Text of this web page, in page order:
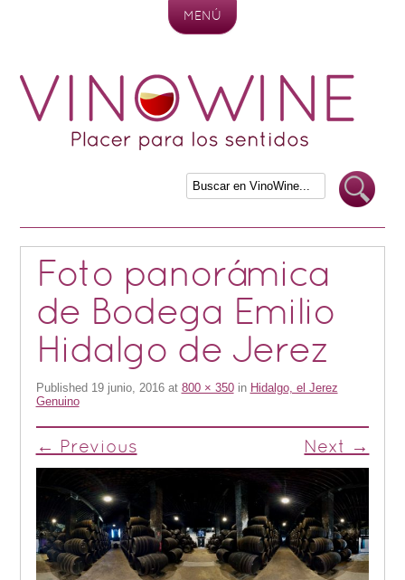
MENÚ
Foto panorámica
de Bodega Emilio
Hidalgo de Jerez
Published 19 junio, 2016at 800 × 350in Hidalgo, el Jerez
Genuino
← Previous Next →